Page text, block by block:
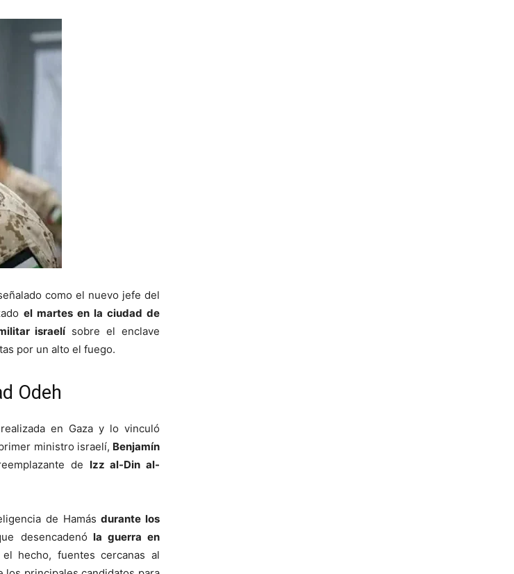
como el nuevo jefe del
el martes en la ciudad de
israelísobre el enclave
por un alto el fuego.
Odeh
en Gaza y lo vinculó
ministro israelí, Benjamín
de Izz al-Din al-
de Hamás durante los
desencadenó la guerra en
hecho, fuentes cercanas al